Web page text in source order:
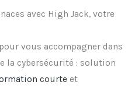
avec High Jack, votre
vous accompagner dans
la cybersécurité : solution
courte et